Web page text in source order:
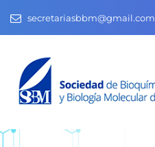
secretariasbbm@gmail.com